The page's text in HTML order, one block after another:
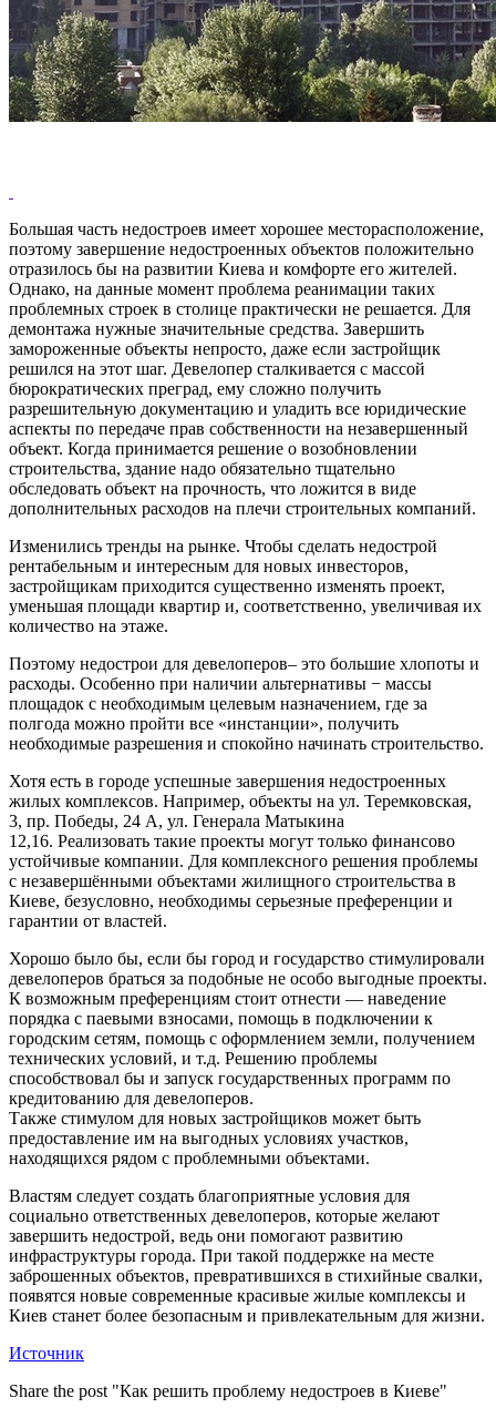
Большая часть недостроев имеет хорошее месторасположение,
поэтому завершение недостроенных объектов положительно
отразилось бы на развитии Киева и комфорте его жителей.
Однако, на данные момент проблема реанимации таких
проблемных строек в столице практически не решается. Для
демонтажа нужные значительные средства. Завершить
замороженные объекты непросто, даже если застройщик
решился на этот шаг. Девелопер сталкивается с массой
бюрократических преград, ему сложно получить
разрешительную документацию и уладить все юридические
аспекты по передаче прав собственности на незавершенный
объект. Когда принимается решение о возобновлении
строительства, здание надо обязательно тщательно
обследовать объект на прочность, что ложится в виде
дополнительных расходов на плечи строительных компаний.
Изменились тренды на рынке. Чтобы сделать недострой
рентабельным и интересным для новых инвесторов,
застройщикам приходится существенно изменять проект,
уменьшая площади квартир и, соответственно, увеличивая их
количество на этаже.
Поэтому недострои для девелоперов– это большие хлопоты и
расходы. Особенно при наличии альтернативы − массы
площадок с необходимым целевым назначением, где за
полгода можно пройти все «инстанции», получить
необходимые разрешения и спокойно начинать строительство.
Хотя есть в городе успешные завершения недостроенных
жилых комплексов. Например, объекты на ул. Теремковская,
3, пр. Победы, 24 А, ул. Генерала Матыкина
12,16. Реализовать такие проекты могут только финансово
устойчивые компании. Для комплексного решения проблемы
с незавершёнными объектами жилищного строительства в
Киеве, безусловно, необходимы серьезные преференции и
гарантии от властей.
Хорошо было бы, если бы город и государство стимулировали
девелоперов браться за подобные не особо выгодные проекты.
К возможным преференциям стоит отнести — наведение
порядка с паевыми взносами, помощь в подключении к
городским сетям, помощь с оформлением земли, получением
технических условий, и т.д. Решению проблемы
способствовал бы и запуск государственных программ по
кредитованию для девелоперов.
Также стимулом для новых застройщиков может быть
предоставление им на выгодных условиях участков,
находящихся рядом с проблемными объектами.
Властям следует создать благоприятные условия для
социально ответственных девелоперов, которые желают
завершить недострой, ведь они помогают развитию
инфраструктуры города. При такой поддержке на месте
заброшенных объектов, превратившихся в стихийные свалки,
появятся новые современные красивые жилые комплексы и
Киев станет более безопасным и привлекательным для жизни.
Источник
Share the post "Как решить проблему недостроев в Киеве"